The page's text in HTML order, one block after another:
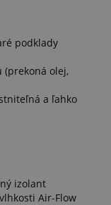
podklady
olej,
a ľahko
izolant
Air-Flow